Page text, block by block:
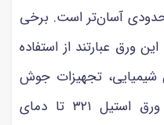
آسان‌تر است. برخی
ورق عبارتند از استفاده
شیمیایی، تجهیزات جوش
داده شده و غیره. ورق استیل ۳۲۱ تا دمای